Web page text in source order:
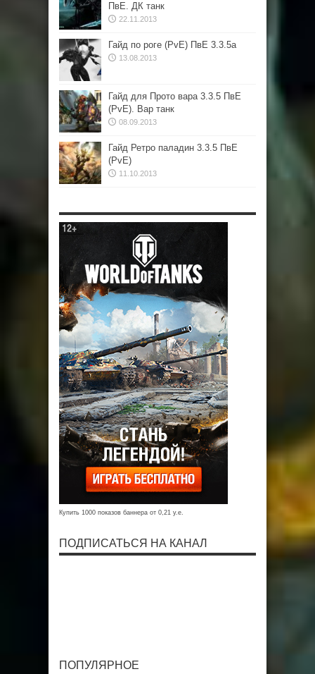
ПвЕ. ДК танк
22.11.2013
Гайд по роге (PvE) ПвЕ 3.3.5а
13.08.2013
Гайд для Прото вара 3.3.5 ПвЕ
(PvE). Вар танк
08.09.2013
Гайд Ретро паладин 3.3.5 ПвЕ
(PvE)
11.10.2013
Купить 1000 показов баннера от 0,21 у.е.
ПОДПИСАТЬСЯ НА КАНАЛ
ПОПУЛЯРНОЕ